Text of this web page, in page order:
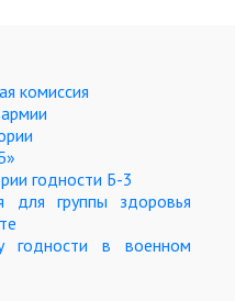
комиссия
годности Б-3
для группы здоровья
годности в военном